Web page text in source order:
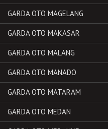
GARDA OTO MAGELANG
GARDA OTO MAKASAR
GARDA OTO MALANG
GARDA OTO MANADO
GARDA OTO MATARAM
GARDA OTO MEDAN